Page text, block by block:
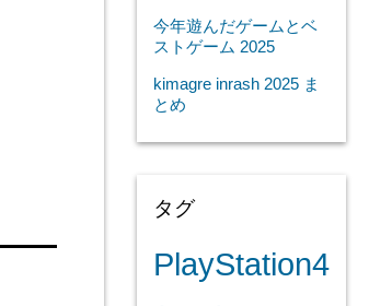
今年遊んだゲームとベ
ストゲーム 2025
kimagre inrash 2025 ま
とめ
タグ
PlayStation4